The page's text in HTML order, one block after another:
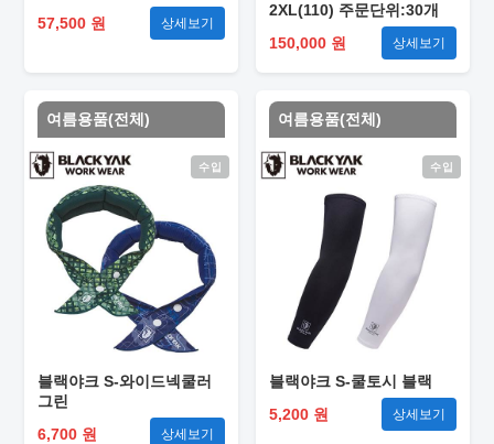
57,500 원
상세보기
2XL(110) 주문단위:30개
150,000 원
상세보기
여름용품(전체)
수입
블랙야크 S-와이드넥쿨러
그린
6,700 원
상세보기
여름용품(전체)
수입
블랙야크 S-쿨토시 블랙
5,200 원
상세보기